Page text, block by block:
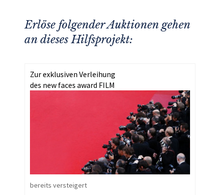
Erlöse folgender Auktionen gehen
an dieses Hilfsprojekt:
Zur exklusiven Verleihung
des new faces award FILM
bereits versteigert